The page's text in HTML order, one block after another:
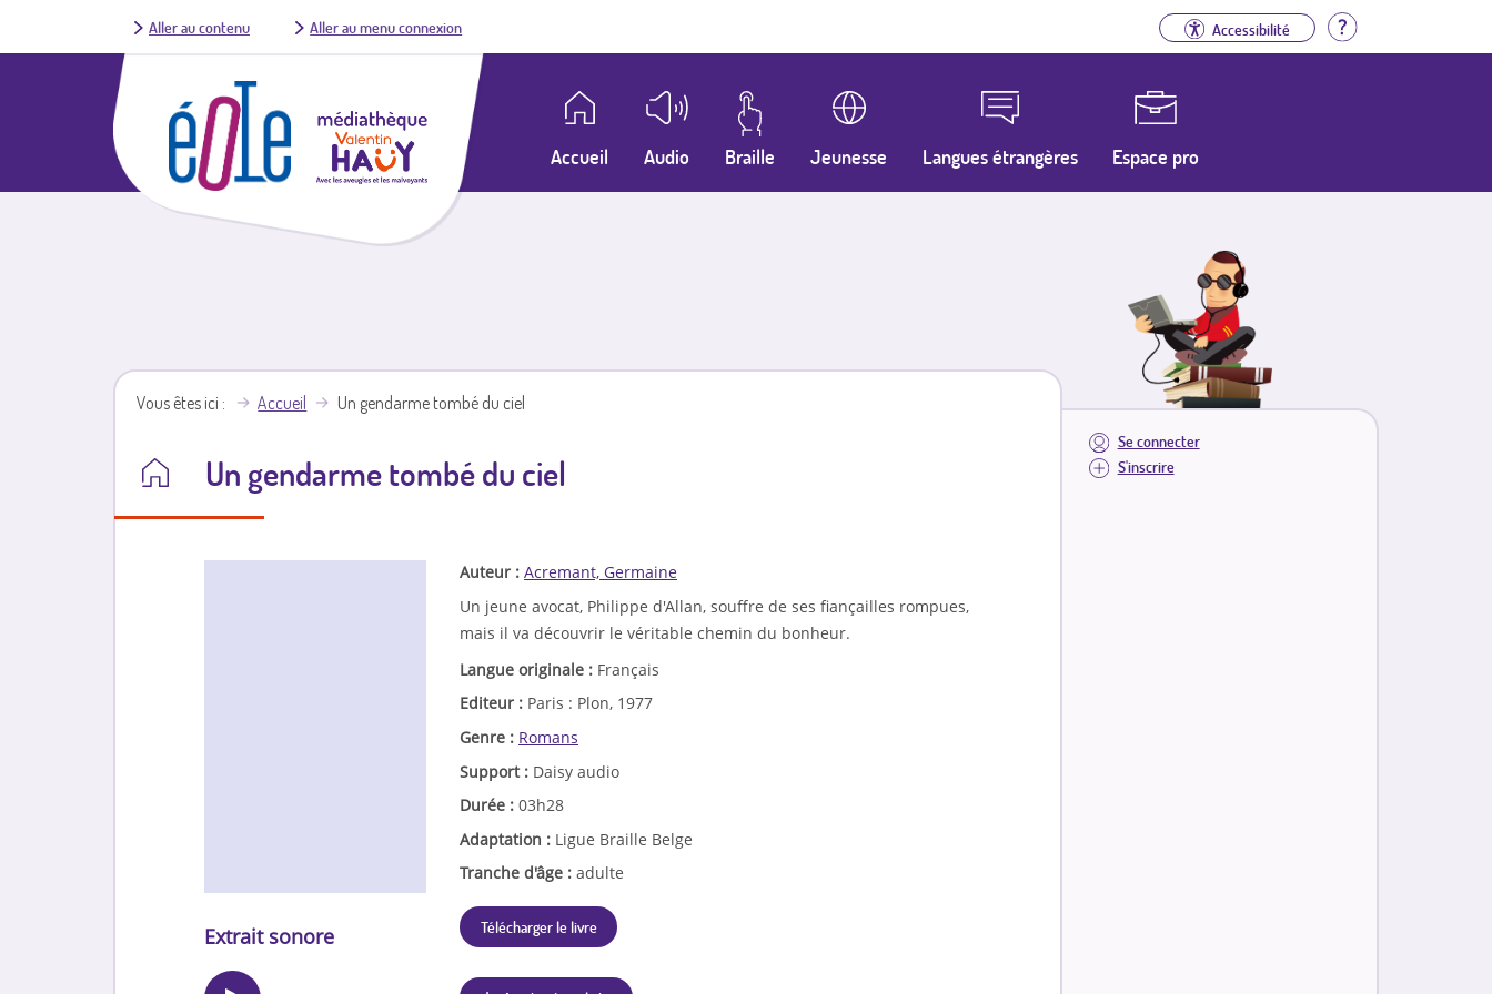
Aller au contenu Aller au menu connexion Accessibilité Aide
Accueil Audio Braille Jeunesse Langues étrangères Espace pro
Se connecter
S'inscrire
Vous êtes ici Accueil Un gendarme tombé du ciel
Un gendarme tombé du ciel
Auteur : Acremant, Germaine
Un jeune avocat, Philippe d'Allan, souffre de ses fiançailles rompues,
mais il va découvrir le véritable chemin du bonheur.
Langue originale : Français
Editeur : Paris : Plon, 1977
Genre : Romans
Support : Daisy audio
Durée : 03h28
Adaptation : Ligue Braille Belge
Tranche d'âge : adulte
Télécharger le livre
Extrait sonore